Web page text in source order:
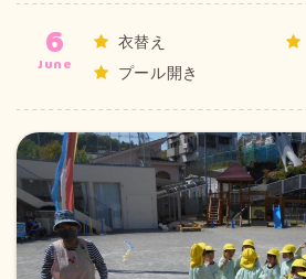
6
June
衣替え
プール開き